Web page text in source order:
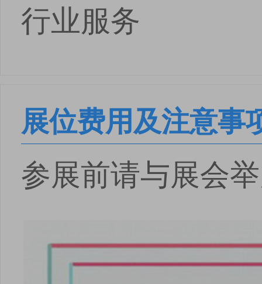
行业服务
展位费用及注意事
参展前请与展会